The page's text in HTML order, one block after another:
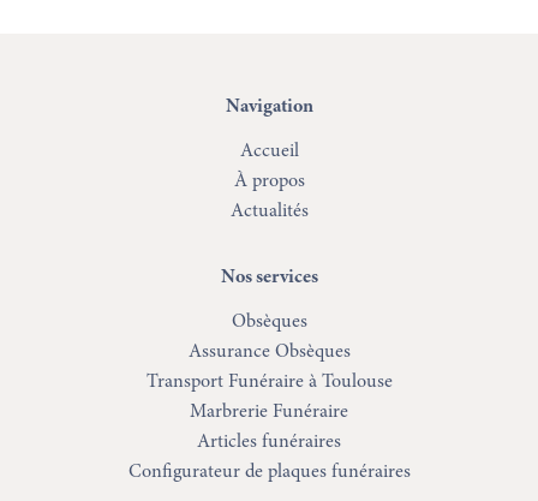
Navigation
Accueil
À propos
Actualités
Nos services
Obsèques
Assurance Obsèques
Transport Funéraire à Toulouse
Marbrerie Funéraire
Articles funéraires
Configurateur de plaques funéraires